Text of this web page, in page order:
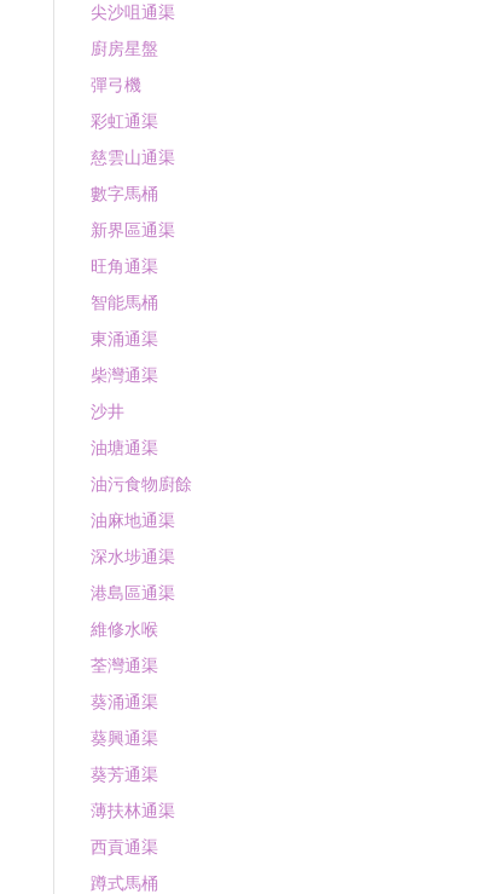
尖沙咀通渠
廚房星盤
彈弓機
彩虹通渠
慈雲山通渠
數字馬桶
新界區通渠
旺角通渠
智能馬桶
東涌通渠
柴灣通渠
沙井
油塘通渠
油污食物廚餘
油麻地通渠
深水埗通渠
港島區通渠
維修水喉
荃灣通渠
葵涌通渠
葵興通渠
葵芳通渠
薄扶林通渠
西貢通渠
蹲式馬桶